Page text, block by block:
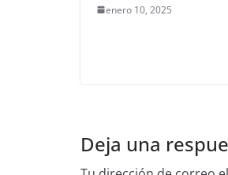
enero 10, 2025
Deja una